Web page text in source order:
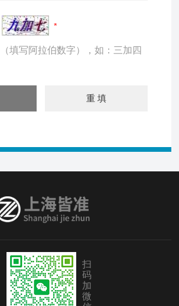
填写阿拉伯数字），如：三加四
扫
码
加
微